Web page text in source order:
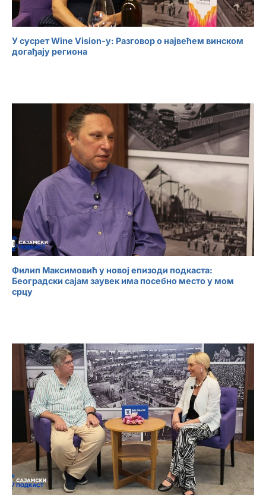
У сусрет Wine Vision-у: Разговор о највећем винском
догађају региона
Филип Максимовић у новој епизоди подкаста:
Београдски сајам заувек има посебно место у мом
срцу